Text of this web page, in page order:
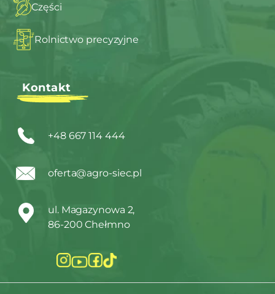
Części
Rolnictwo precyzyjne
Kontakt
+48 667 114 444
oferta@agro-siec.pl
ul. Magazynowa 2,
86-200 Chełmno